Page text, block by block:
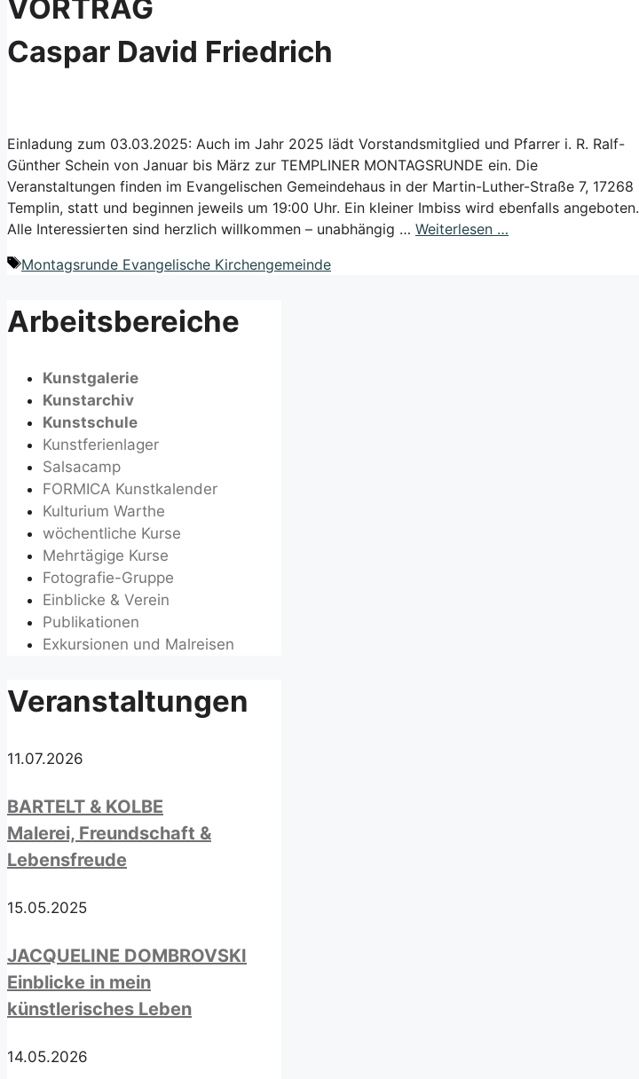
VORTRAG
Caspar David Friedrich
Einladung zum 03.03.2025: Auch im Jahr 2025 lädt Vorstandsmitglied und Pfarrer i. R. Ralf-
Günther Schein von Januar bis März zur TEMPLINER MONTAGSRUNDE ein. Die
Veranstaltungen finden im Evangelischen Gemeindehaus in der Martin-Luther-Straße 7, 17268
Templin, statt und beginnen jeweils um 19:00 Uhr. Ein kleiner Imbiss wird ebenfalls angeboten.
Alle Interessierten sind herzlich willkommen – unabhängig … Weiterlesen …
Schlagwörter
Montagsrunde Evangelische Kirchengemeinde
Arbeitsbereiche
Kunstgalerie
Kunstarchiv
Kunstschule
Kunstferienlager
Salsacamp
FORMICA Kunstkalender
Kulturium Warthe
wöchentliche Kurse
Mehrtägige Kurse
Fotografie-Gruppe
Einblicke & Verein
Publikationen
Exkursionen und Malreisen
Veranstaltungen
11.07.2026
BARTELT & KOLBE
Malerei, Freundschaft &
Lebensfreude
15.05.2025
JACQUELINE DOMBROVSKI
Einblicke in mein
künstlerisches Leben
14.05.2026